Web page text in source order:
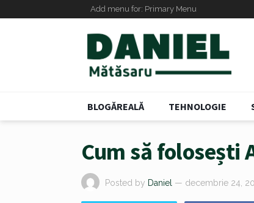
Add menu for: Primary Menu
BLOGĂREALĂ TEHNOLOGIE
Cum să folosești
Posted by Daniel — decembrie 24,